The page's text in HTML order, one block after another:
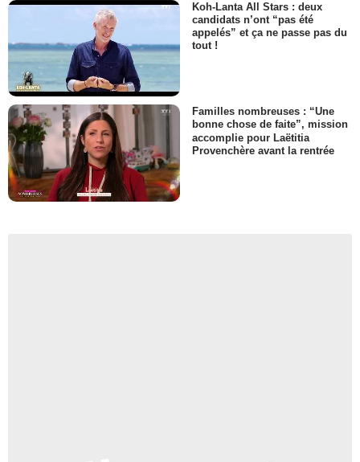
Koh-Lanta All Stars : deux
candidats n’ont “pas été
appelés” et ça ne passe pas du
tout !
Familles nombreuses : “Une
bonne chose de faite”, mission
accomplie pour Laëtitia
Provenchère avant la rentrée